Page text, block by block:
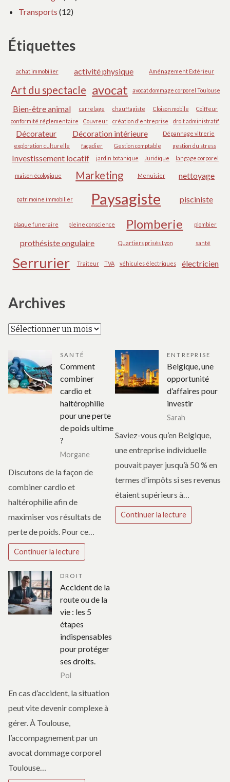
Transports (12)
Étiquettes
achat immobilier activité physique Aménagement Extérieur
Art du spectacle avocat avocat dommage corporel Toulouse
Bien-être animal carrelage chauffagiste Cloison mobile
Coiffeur
conformité réglementaire
Couvreur création d'entreprise droit administratif
Décorateur Décoration intérieure
Dépannage vitrerie
exploration culturelle
façadier Gestion comptable gestion du stress
Investissement locatif jardin botanique Juridique langage corporel
maison écologique Marketing Menuisier nettoyage
patrimoine immobilier Paysagiste pisciniste
plaque funeraire pleine conscience Plomberie plombier
prothésiste ongulaire Quartiers prisés Lyon santé
Serrurier Traiteur TVA véhicules électriques électricien
Archives
Archives
SANTÉ
Comment
combiner
cardio et
haltérophilie
pour une perte
de poids ultime
?
Morgane
Discutons de la façon de
combiner cardio et
haltérophilie afin de
maximiser vos résultats de
perte de poids. Pour ce…
Continuer la lecture
ENTREPRISE
Belgique, une
opportunité
d’affaires pour
investir
Sarah
Saviez-vous qu’en Belgique,
une entreprise individuelle
pouvait payer jusqu’à 50 % en
termes d’impôts si ses revenus
étaient supérieurs à…
Continuer la lecture
DROIT
Accident de la
route ou de la
vie : les 5
étapes
indispensables
pour protéger
ses droits.
Pol
En cas d’accident, la situation
peut vite devenir complexe à
gérer. À Toulouse,
l’accompagnement par un
avocat dommage corporel
Toulouse…